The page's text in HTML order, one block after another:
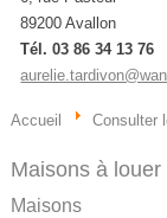
89200 Avallon
Tél. 03 86 34 13 76
Accueil Consulter
Maisons à
Maisons